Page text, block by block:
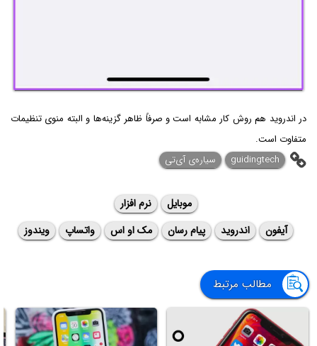
در اندروید هم روش کار مشابه است و صرفاً ظاهر گزینه‌ها و البته منوی تنظیمات
متفاوت است.
guidingtech
سیاره‌ی آی‌تی
موبایل
نرم افزار
آیفون
اندروید پیام رسان مک او اس واتساپ ویندوز
مطالب مرتبط